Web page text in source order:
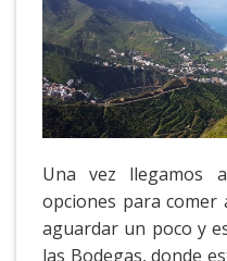
Una vez llegamos
opciones para comer
aguardar un poco y
las Bodegas, donde